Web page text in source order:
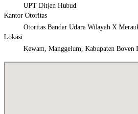
UPT Ditjen Hubud
Kantor Otoritas
Otoritas Bandar Udara Wilayah X
Lokasi
Kewam, Manggelum, Kabupaten Boven